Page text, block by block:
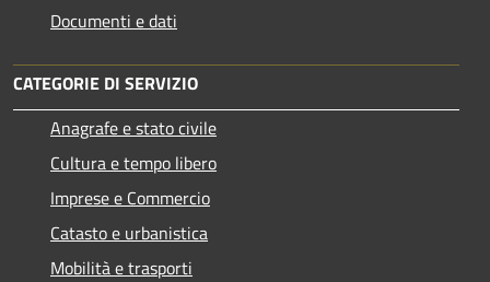
Documenti e dati
CATEGORIE DI SERVIZIO
Anagrafe e stato civile
Cultura e tempo libero
Imprese e Commercio
Catasto e urbanistica
Mobilità e trasporti